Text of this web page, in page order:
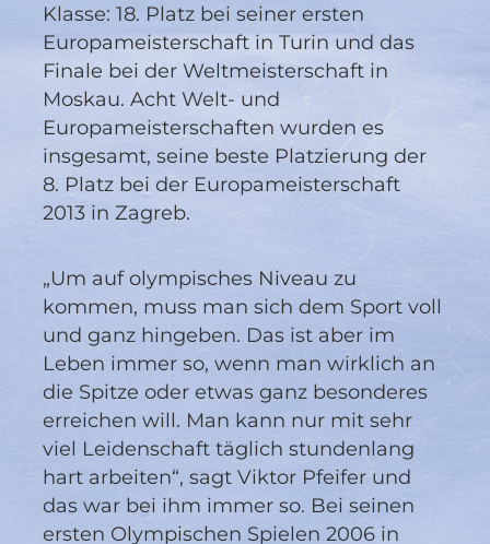
Klasse: 18. Platz bei seiner ersten
Europameisterschaft in Turin und das
Finale bei der Weltmeisterschaft in
Moskau. Acht Welt- und
Europameisterschaften wurden es
insgesamt, seine beste Platzierung der
8. Platz bei der Europameisterschaft
2013 in Zagreb.
„Um auf olympisches Niveau zu
kommen, muss man sich dem Sport voll
und ganz hingeben. Das ist aber im
Leben immer so, wenn man wirklich an
die Spitze oder etwas ganz besonderes
erreichen will. Man kann nur mit sehr
viel Leidenschaft täglich stundenlang
hart arbeiten“, sagt Viktor Pfeifer und
das war bei ihm immer so. Bei seinen
ersten Olympischen Spielen 2006 in